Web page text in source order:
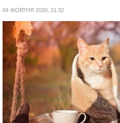
04 ЖОВТНЯ 2020, 21:32